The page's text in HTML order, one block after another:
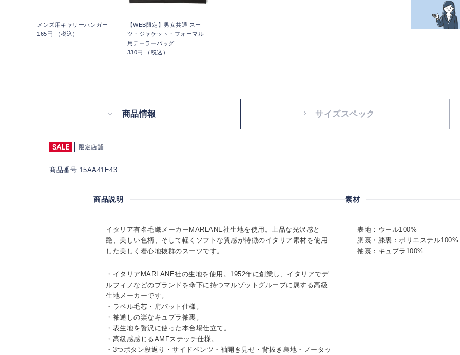
メンズ用キャリーハンガー
165円 （税込）
【WEB限定】男女共通 スー
ツ・ジャケット・フォーマル
用テーラーバッグ
330円 （税込）
商品情報 サイズスペック
商品番号 15AA41E43
商品説明
イタリア有名毛織メーカーMARLANE社生地を使用。上品な光沢感と
艶、美しい色柄、そして軽くソフトな質感が特徴のイタリア素材を使用
した美しく着心地抜群のスーツです。
・イタリアMARLANE社の生地を使用。1952年に創業し、イタリアでデ
ルフィノなどのブランドを傘下に持つマルゾットグループに属する高級
生地メーカーです。
・ラペル毛芯・肩パット仕様。
・袖通しの楽なキュプラ袖裏。
・表生地を贅沢に使った本台場仕立て。
・高級感感じるAMFステッチ仕様。
・3つボタン段返り・サイドベンツ・袖開き見せ・背抜き裏地・ノータッ
素材
表地：ウール100%
胴裏・膝裏：ポリエステル100%
袖裏：キュプラ100%